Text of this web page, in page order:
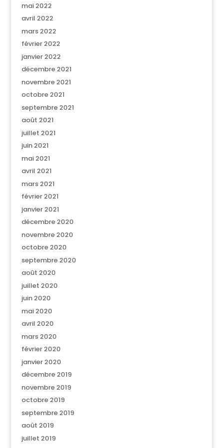
mai 2022
avril 2022
mars 2022
février 2022
janvier 2022
décembre 2021
novembre 2021
octobre 2021
septembre 2021
août 2021
juillet 2021
juin 2021
mai 2021
avril 2021
mars 2021
février 2021
janvier 2021
décembre 2020
novembre 2020
octobre 2020
septembre 2020
août 2020
juillet 2020
juin 2020
mai 2020
avril 2020
mars 2020
février 2020
janvier 2020
décembre 2019
novembre 2019
octobre 2019
septembre 2019
août 2019
juillet 2019